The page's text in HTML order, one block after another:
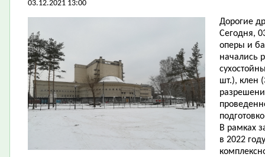
03.12.2021 13:00
Дорогие
Сегодня,
оперы и
начались
шт.), клен
В рамках
в 2022